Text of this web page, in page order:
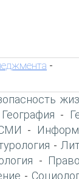
-
География -
-
-
-
-